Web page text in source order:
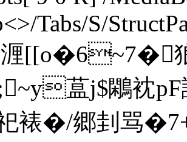
Tabs/S/
湹[[o�6~7�
蒀j$鷴衴
�/郷刲骂�7+